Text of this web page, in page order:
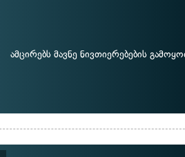
ამცირებს მავნე ნივთიერებების